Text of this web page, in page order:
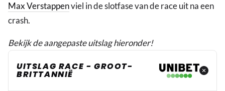
Max Verstappenviel in de slotfase van de race uit na een
crash.
Bekijk de aangepaste uitslag hieronder!
UITSLAG RACE - GROOT-
BRITTANNIË